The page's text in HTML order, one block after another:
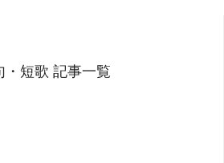
・短歌 記事一覧